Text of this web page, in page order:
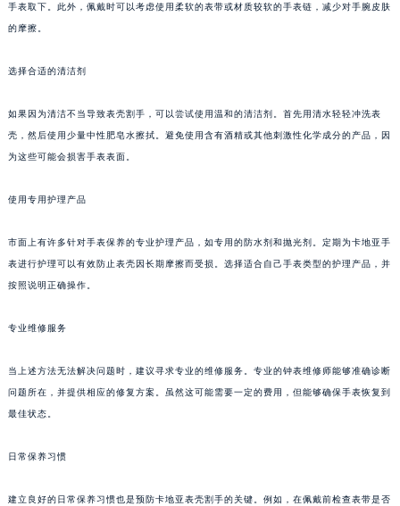
手表取下。此外，佩戴时可以考虑使用柔软的表带或材质较软的手表链，减少对手腕皮肤
的摩擦。
选择合适的清洁剂
如果因为清洁不当导致表壳割手，可以尝试使用温和的清洁剂。首先用清水轻轻冲洗表
壳，然后使用少量中性肥皂水擦拭。避免使用含有酒精或其他刺激性化学成分的产品，因
为这些可能会损害手表表面。
使用专用护理产品
市面上有许多针对手表保养的专业护理产品，如专用的防水剂和抛光剂。定期为卡地亚手
表进行护理可以有效防止表壳因长期摩擦而受损。选择适合自己手表类型的护理产品，并
按照说明正确操作。
专业维修服务
当上述方法无法解决问题时，建议寻求专业的维修服务。专业的钟表维修师能够准确诊断
问题所在，并提供相应的修复方案。虽然这可能需要一定的费用，但能够确保手表恢复到
最佳状态。
日常保养习惯
建立良好的日常保养习惯也是预防卡地亚表壳割手的关键。例如，在佩戴前检查表带是否